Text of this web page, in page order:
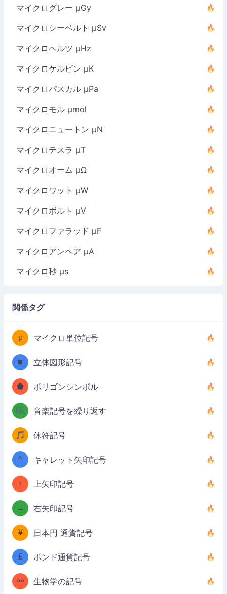
マイクログレー µGy
マイクロシーベルト µSv
マイクロヘルツ µHz
マイクロケルビン µK
マイクロパスカル µPa
マイクロモル µmol
マイクロニュートン µN
マイクロテスラ µT
マイクロオーム µΩ
マイクロワット µW
マイクロボルト µV
マイクロファラッド µF
マイクロアンペア µA
マイクロ秒 µs
関係タグ
μ マイクロ単位記号
■ 立体図形記号
⬟ ポリゴンシンボル
🎼 音楽記号を繰り返す
🎵 休符記号
^ キャレット矢印記号
↑ 上矢印記号
→ 右矢印記号
¥ 日本円 通貨記号
£ ポンド通貨記号
⚯ 生物学の記号